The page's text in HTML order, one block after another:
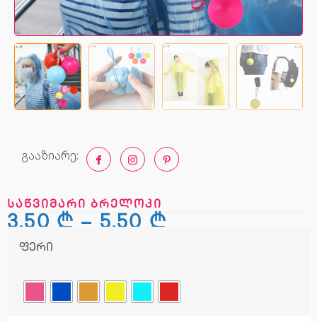
გააზიარე:
საწვიმარი ბრელოკი
3,50 ₾ – 5,50 ₾
ფერი